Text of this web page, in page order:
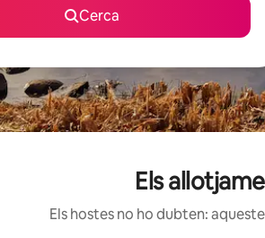
Cerca
Els
Els hostes no ho dubten: